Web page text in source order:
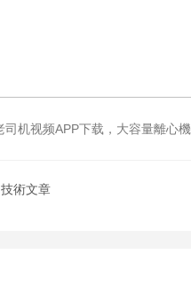
下载，大容量離心機，大容量振蕩器，高速冷凍離心機，生化、光照、振
術文章